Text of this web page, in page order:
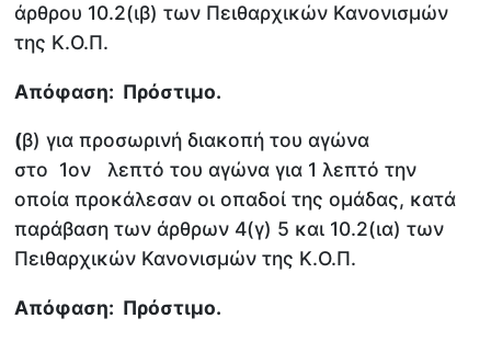
άρθρου 10.2(ιβ) των Πειθαρχικών Κανονισμών
της Κ.Ο.Π.
Απόφαση: Πρόστιμο.
(β) για προσωρινή διακοπή του αγώνα
στο 1ον λεπτό του αγώνα για 1 λεπτό την
οποία προκάλεσαν οι οπαδοί της ομάδας, κατά
παράβαση των άρθρων 4(γ) 5 και 10.2(ια) των
Πειθαρχικών Κανονισμών της Κ.Ο.Π.
Απόφαση: Πρόστιμο.